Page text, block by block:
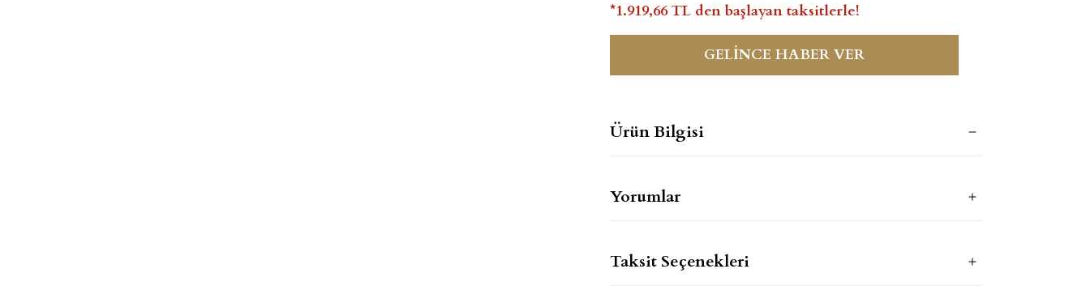
*1.919,66 TL den başlayan taksitlerle!
GELİNCE HABER VER
Ürün Bilgisi
Yorumlar
Taksit Seçenekleri